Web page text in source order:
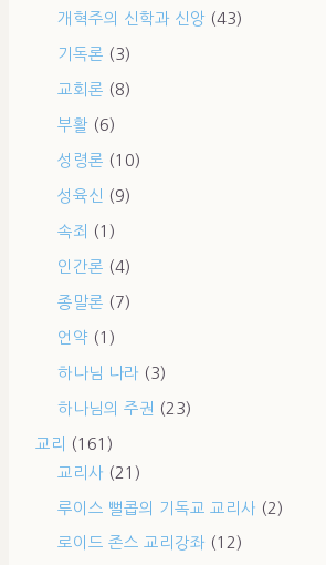
개혁주의 신학과 신앙 (43)
기독론 (3)
교회론 (8)
부활 (6)
성령론 (10)
성육신 (9)
속죄 (1)
인간론 (4)
종말론 (7)
언약 (1)
하나님 나라 (3)
하나님의 주권 (23)
교리
(161)
교리사 (21)
루이스 뻘콥의 기독교 교리사 (2)
로이드 존스 교리강좌 (12)